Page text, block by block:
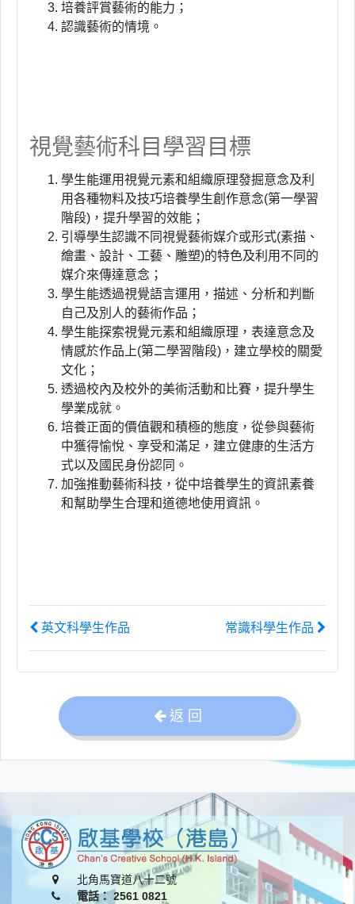
培養評賞藝術的能力；
認識藝術的情境。
視覺藝術科目學習目標
學生能運用視覺元素和組織原理發掘意念及利
用各種物料及技巧培養學生創作意念(第一學習
階段) ，提升學習的效能；
引導學生認識不同視覺藝術媒介或形式(素描、
繪畫、設計、工藝、雕塑)的特色及利用不同的
媒介來傳達意念；
學生能透過視覺語言運用，描述、分析和判斷
自己及別人的藝術作品；
學生能探索視覺元素和組織原理，表達意念及
情感於作品上(第二學習階段)，建立學校的關愛
文化；
透過校內及校外的美術活動和比賽，提升學生
學業成就。
培養正面的價值觀和積極的態度，從參與藝術
中獲得愉悅、享受和滿足，建立健康的生活方
式以及國民身份認同。
加強推動藝術科技，從中培養學生的資訊素養
和幫助學生合理和道德地使用資訊。
英文科學生作品 常識科學生作品
返 回
北角馬寶道八十二號
電話： 2561 0821